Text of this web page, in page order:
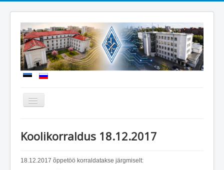
Näita/Peida
menüüd
Meie kool
Sisseastumine
Koolikorraldus 18.12.2017
18.12.2017 õppetöö korraldatakse järgmiselt: